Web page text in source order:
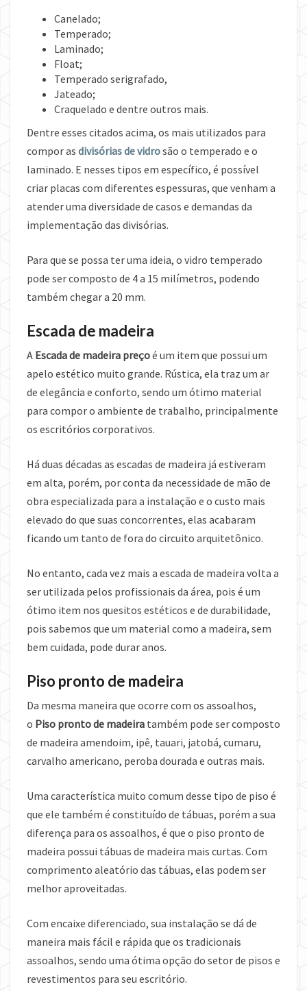
Canelado;
Temperado;
Laminado;
Float;
Temperado serigrafado,
Jateado;
Craquelado e dentre outros mais.
Dentre esses citados acima, os mais utilizados para
compor as divisórias de vidrosão o temperado e o
laminado. E nesses tipos em específico, é possível
criar placas com diferentes espessuras, que venham a
atender uma diversidade de casos e demandas da
implementação das divisórias.
Para que se possa ter uma ideia, o vidro temperado
pode ser composto de 4 a 15 milímetros, podendo
também chegar a 20 mm.
Escada de madeira
A Escada de madeira preçoé um item que possui um
apelo estético muito grande. Rústica, ela traz um ar
de elegância e conforto, sendo um ótimo material
para compor o ambiente de trabalho, principalmente
os escritórios corporativos.
Há duas décadas as escadas de madeira já estiveram
em alta, porém, por conta da necessidade de mão de
obra especializada para a instalação e o custo mais
elevado do que suas concorrentes, elas acabaram
ficando um tanto de fora do circuito arquitetônico.
No entanto, cada vez mais a escada de madeira volta a
ser utilizada pelos profissionais da área, pois é um
ótimo item nos quesitos estéticos e de durabilidade,
pois sabemos que um material como a madeira, sem
bem cuidada, pode durar anos.
Piso pronto de madeira
Da mesma maneira que ocorre com os assoalhos,
o Piso pronto de madeira também pode ser composto
de madeira amendoim, ipê, tauari, jatobá, cumaru,
carvalho americano, peroba dourada e outras mais.
Uma característica muito comum desse tipo de piso é
que ele também é constituído de tábuas, porém a sua
diferença para os assoalhos, é que o piso pronto de
madeira possui tábuas de madeira mais curtas. Com
comprimento aleatório das tábuas, elas podem ser
melhor aproveitadas.
Com encaixe diferenciado, sua instalação se dá de
maneira mais fácil e rápida que os tradicionais
assoalhos, sendo uma ótima opção do setor de pisos e
revestimentos para seu escritório.